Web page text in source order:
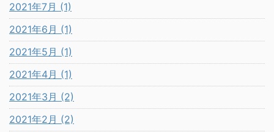
2021年7月 (1)
2021年6月 (1)
2021年5月 (1)
2021年4月 (1)
2021年3月 (2)
2021年2月 (2)